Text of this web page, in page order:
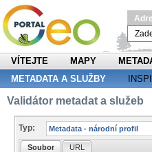
VÍTEJTE MAPY
METADATA A SLUŽBY
Validátor metadat a služeb
Typ:
Soubor URL